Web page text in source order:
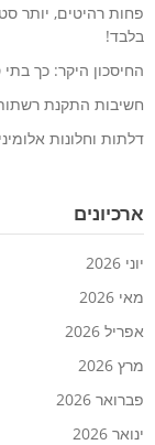
פחות רהיטים, יותר
בלבד!
החיסכון היקר: כך בתי
חשיבות התקנת
דלתות וחלונות
ארכיונים
יוני 2026
מאי 2026
אפריל 2026
מרץ 2026
פברואר 2026
ינואר 2026